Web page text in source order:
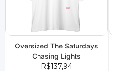
Oversized The Saturdays
Chasing Lights
R$137,94